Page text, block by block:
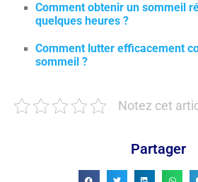
Comment obtenir un sommeil
quelques heures ?
Comment lutter efficacement
sommeil ?
Notez cet
Partager